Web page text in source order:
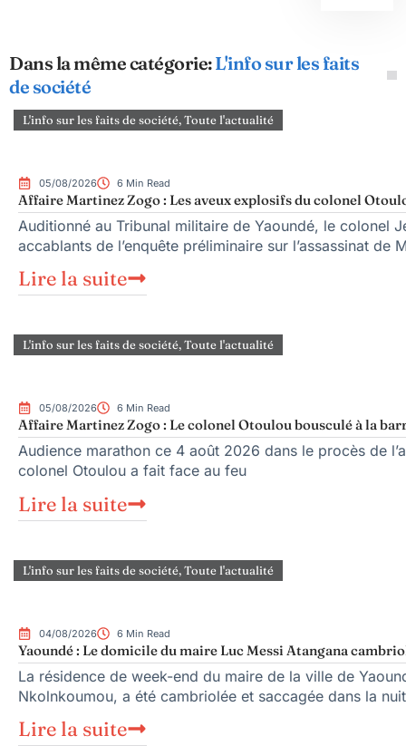
Dans la même catégorie:L'info sur les faits
de société
L'info sur les faits de société,Toute l'actualité
05/08/2026 6 Min Read
Affaire Martinez Zogo : Les aveux explosifs du colonel
Auditionné au Tribunal militaire de Yaoundé, le colonel
accablants de l’enquête préliminaire sur l’assassinat de
Lire la suite
L'info sur les faits de société,Toute l'actualité
05/08/2026 6 Min Read
Affaire Martinez Zogo : Le colonel Otoulou bousculé à la
Audience marathon ce 4 août 2026 dans le procès de
colonel Otoulou a fait face au feu
Lire la suite
L'info sur les faits de société,Toute l'actualité
04/08/2026 6 Min Read
Yaoundé : Le domicile du maire Luc Messi Atangana
La résidence de week-end du maire de la ville de
Nkolnkoumou, a été cambriolée et saccagée dans la nuit
Lire la suite